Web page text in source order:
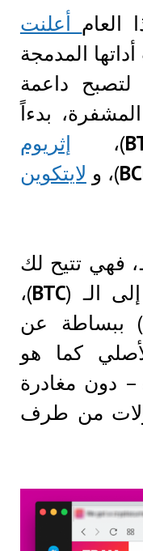
أعلنت
المدمجة
لتصبح داعمة
بدءاً
)، إثريوم
)، و لايتكوين
فهي تتيح لك
الـ (BTC)،
) ببساطة عن
كما هو
دون مغادرة
من طرف